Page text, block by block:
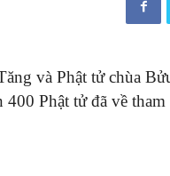
và Phật tử chùa
Phật tử đã về tham